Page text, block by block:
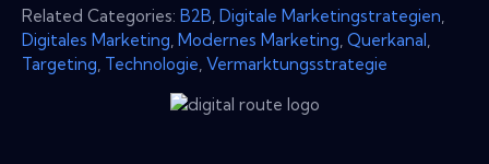
Related Categories: B2B Digitale Marketingstrategien
Digitales Marketing Modernes Marketing Querkanal
Targeting Technologie Vermarktungsstrategie